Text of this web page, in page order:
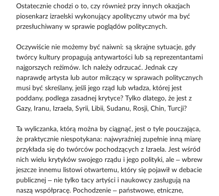
Ostatecznie chodzi o to, czy również przy innych okazjach
piosenkarz izraelski wykonujący apolityczny utwór ma być
przesłuchiwany w sprawie poglądów politycznych.
Oczywiście nie możemy być naiwni: są skrajne sytuacje, gdy
twórcy kultury propagują antywartości lub są reprezentantami
najgorszych reżimów. Ich należy odrzucać. Jednak czy
naprawdę artysta lub autor milczący w sprawach politycznych
musi być skreślany, jeśli jego rząd lub władza, której jest
poddany, podlega zasadnej krytyce? Tylko dlatego, że jest z
Gazy, Iranu, Izraela, Syrii, Libii, Sudanu, Rosji, Chin, Turcji?
Ta wyliczanka, którą można by ciągnąć, jest o tyle pouczająca,
że praktycznie niespotykana: najwyraźniej zupełnie inną miarę
przykłada się do twórców pochodzących z Izraela. Jest wśród
nich wielu krytyków swojego rządu i jego polityki, ale – wbrew
jeszcze innemu listowi otwartemu, który się pojawił w debacie
publicznej – nie tylko tacy artyści i naukowcy zasługują na
naszą współpracę. Pochodzenie – państwowe, etniczne,